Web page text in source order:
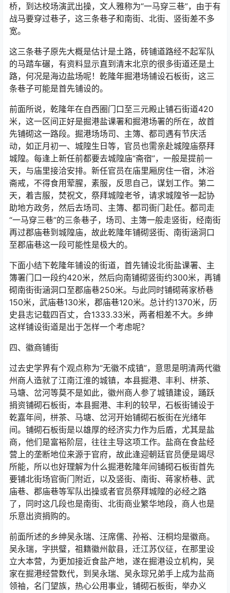
桥，到达校场演武出操，文人雅称为“一马穿三巷”，由于有
战马要穿过巷子，这三条巷子和南街、北街、竖街差不多
宽。
这三条巷子原先大概是估计是土路，砖铺道路经不起军队
的马踏车碾，有资料显示直到清末北京的很多街道还是土
路，何况是海边盐场呢！乾隆年掘港场铺设石板街，这三
条巷子可能是首先铺设的。
前面所说，乾隆年在自西圈门口至三元殿止铺石街道420
米，这一区间正好是掘港盐课署和掘港场署的所在，故首
先铺砌这一路段。掘港场场司、主簿、都司遇有节庆活
动，如正月初一、城隍生日等，官员也需亲赴城隍庙祭拜
城隍。每逢上新任前都要去城隍庙“斋宿”，一般是提前一
天，与庙里接洽安排。新任官员在庙里厢房住一宿，沐浴
斋戒，不得食用荤腥，素服，反思自己，谋划工作。第二
天，着吉服，焚祝文，祭拜城隍老爷，请求城隍爷一起协
助地方政务，然后去场司、主簿、都司衙门赴任。都司走
“一马穿三巷”的三条巷子，场司、主簿一般走竖街，经南街
再过郡庙巷到城隍庙，故此乾隆年铺砌竖街、南街涵洞口
至郡庙巷这一段可能性是极大的。
下面小结下乾隆年铺设的街道，首先铺设北街盐课署、主
簿署门口一段约420米，然后向南铺砌竖街约300米，再铺
砌南街街涵洞口至郡庙巷250米。与此同时铺砌蒋家桥巷
150米，武庙巷130米，郡庙巷120米。总计约1370米，历
史县志记载四百丈，合1333.33米，两者相差不大。乡绅
这样铺设街道是出于怎样一个考虑呢？
四、徽商铺街
过去史学界有个观点称为“无徽不成镇”，意思是明清两代徽
州商人造就了江南江淮的城镇，本县掘港、丰利、栟茶、
马塘、岔河等莫不是如此，徽州商人参了城镇建设，踊跃
捐资铺砌石板街，本县掘港、丰利的较早，石板街铺设于
乾嘉年间，栟茶、马塘、岔河开始铺砌石板街在光绪年
间。铺砌石板街是以雄厚的经济实力作为后盾，尤其是盐
商，他们是富裕阶层，往往主导这项工作。盐商在食盐经
营上的垄断地位来源于官府，故此逢迎朝廷官员便是竭尽
所能，所以也好理解为什么掘港乾隆年间铺砌石板街首先
要铺北街场官衙门附近，以及竖街、南街、蒋家桥巷、武
庙巷、郡庙巷等军队出操或者官员祭拜城隍的必经之路
了，同时这几段也是南街、北街商业繁华地段，商人也是
乐意出资捐购的。
前面所述的乡绅吴永瑞、汪席儒、孙裕、汪桐均是徽商。
吴永瑞，字拱璧，祖籍徽州歙县，迁江苏仪征，在那里设
立大本营，为更加接近食盐产地，遂在掘港设立机构，吴
家在掘港经营数代，到吴永瑞、吴永琮兄弟手上成为盐商
领袖，名门望族，热心公用事业，铺砌石板街，举办义